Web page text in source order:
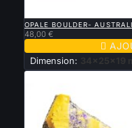
OPALE BOULDER-
48,00 €

Dimension: 34x25x19